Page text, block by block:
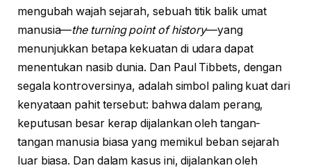
mengubah wajah sejarah, sebuah titik balik umat
manusia—the turning point of history—yang
menunjukkan betapa kekuatan di udara dapat
menentukan nasib dunia. Dan Paul Tibbets, dengan
segala kontroversinya, adalah simbol paling kuat dari
kenyataan pahit tersebut: bahwa dalam perang,
keputusan besar kerap dijalankan oleh tangan-
tangan manusia biasa yang memikul beban sejarah
luar biasa. Dan dalam kasus ini, dijalankan oleh